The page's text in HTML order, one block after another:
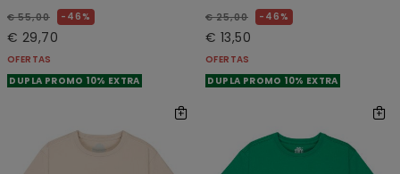
€ 55,00 46%
€ 29,70
OFERTAS
DUPLA PROMO 10% EXTRA
€ 25,00 46%
€ 13,50
OFERTAS
DUPLA PROMO 10% EXTRA